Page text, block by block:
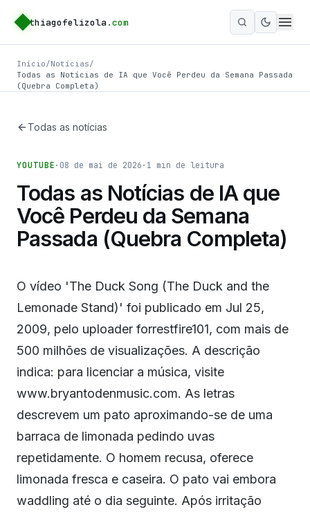
thiagofelizola .com
Ativar
Início/Notícias/
Todas as Notícias de IA que Você Perdeu da Semana Passada
(Quebra Completa)
Todas as notícias
YOUTUBE · 08 de mai de 2026 · 1 min de leitura
Todas as Notícias de IA que
Você Perdeu da Semana
Passada (Quebra Completa)
O vídeo 'The Duck Song (The Duck and the
Lemonade Stand)' foi publicado em Jul 25,
2009, pelo uploader forrestfire101, com mais de
500 milhões de visualizações. A descrição
indica: para licenciar a música, visite
www.bryantodenmusic.com. As letras
descrevem um pato aproximando-se de uma
barraca de limonada pedindo uvas
repetidamente. O homem recusa, oferece
limonada fresca e caseira. O pato vai embora
waddling até o dia seguinte. Após irritação